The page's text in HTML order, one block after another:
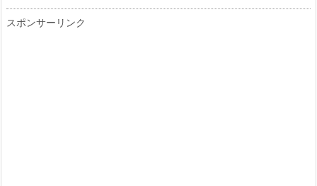
スポンサーリンク